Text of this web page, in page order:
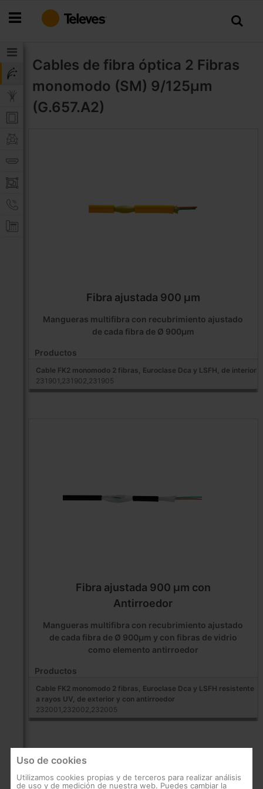
al
Cables de fibra óptica 2 Fibras
monomodo (SM) 9/125μm
(G.657.A2)
Fibra ajustada 900 µm
Mangueras multifibra con recubrimiento ajustado
de cada fibra de Ø 900µm
Productos
Cable FK2 monomodo 2 fibras, Euroclase Dca y LSFH, de interior
231901,231902,231905
Fibra ajustada 900 µm con
Antirroedor
Mangueras multifibra con recubrimiento ajustado
de cada fibra de Ø 900µm y con fibras de vidrio
como elemento antirroedor
Productos
Cable FK2 monomodo 2 fibras, Euroclase Dca y LSFH resistente
a rayos UV, de exterior y con antirroedor
232001,232002,232005
Uso de cookies
Utilizamos cookies propias y de terceros para realizar análisis
de uso y de medición de nuestra web. Puedes cambiar la